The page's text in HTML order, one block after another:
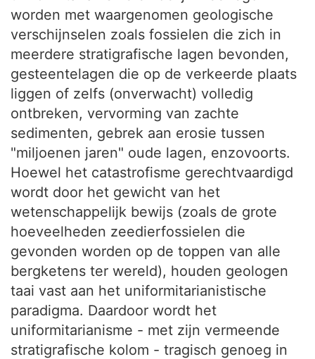
worden met waargenomen geologische
verschijnselen zoals fossielen die zich in
meerdere stratigrafische lagen bevonden,
gesteentelagen die op de verkeerde plaats
liggen of zelfs (onverwacht) volledig
ontbreken, vervorming van zachte
sedimenten, gebrek aan erosie tussen
"miljoenen jaren" oude lagen, enzovoorts.
Hoewel het catastrofisme gerechtvaardigd
wordt door het gewicht van het
wetenschappelijk bewijs (zoals de grote
hoeveelheden zeedierfossielen die
gevonden worden op de toppen van alle
bergketens ter wereld), houden geologen
taai vast aan het uniformitarianistische
paradigma. Daardoor wordt het
uniformitarianisme - met zijn vermeende
stratigrafische kolom - tragisch genoeg in